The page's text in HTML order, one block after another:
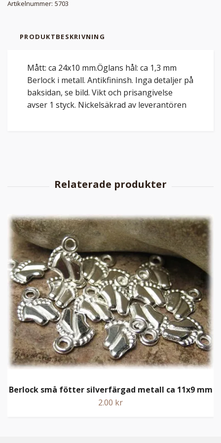
Artikelnummer: 5703
PRODUKTBESKRIVNING
Mått: ca 24x10 mm.Öglans hål: ca 1,3 mm
Berlock i metall. Antikfininsh. Inga detaljer på
baksidan, se bild. Vikt och prisangivelse
avser 1 styck. Nickelsäkrad av leverantören
Berlock små fötter silverfärgad metall ca 11x9 mm
2.00 kr